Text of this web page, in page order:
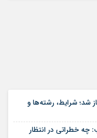
شد؛ شرایط، رشته‌ها و
خطراتی در انتظار